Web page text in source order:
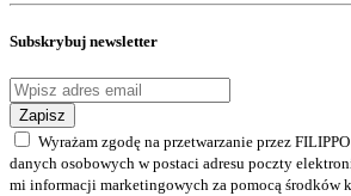
Subskrybuj newsletter
Zapisz
Wyrażam zgodę na przetwarzanie przez
danych osobowych w postaci adresu poczty
mi informacji marketingowych za pomocą środków